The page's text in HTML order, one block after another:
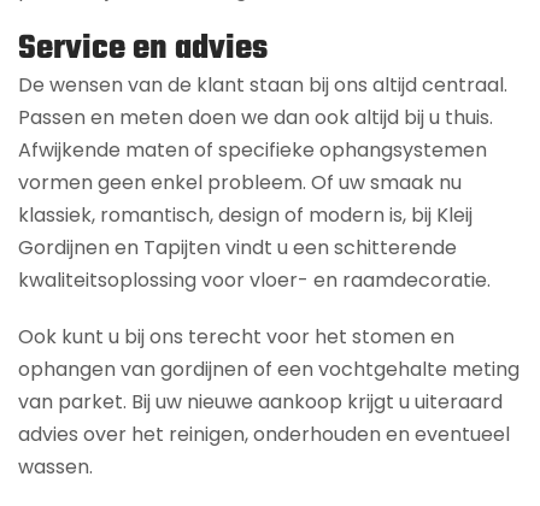
Service en advies
De wensen van de klant staan bij ons altijd centraal.
Passen en meten doen we dan ook altijd bij u thuis.
Afwijkende maten of specifieke ophangsystemen
vormen geen enkel probleem. Of uw smaak nu
klassiek, romantisch, design of modern is, bij Kleij
Gordijnen en Tapijten vindt u een schitterende
kwaliteitsoplossing voor vloer- en raamdecoratie.
Ook kunt u bij ons terecht voor het stomen en
ophangen van gordijnen of een vochtgehalte meting
van parket. Bij uw nieuwe aankoop krijgt u uiteraard
advies over het reinigen, onderhouden en eventueel
wassen.